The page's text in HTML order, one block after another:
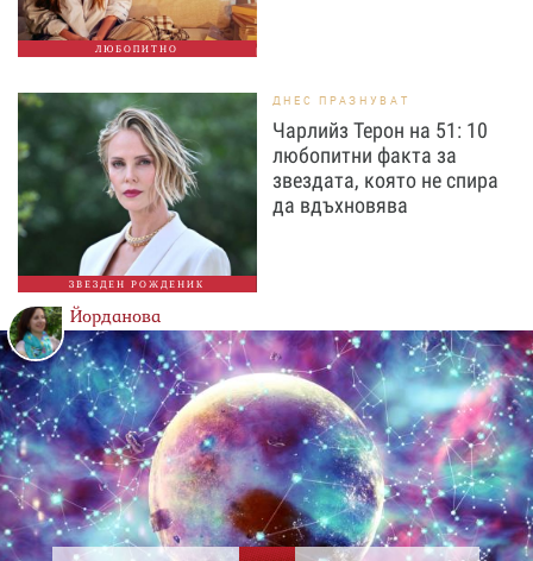
ЛЮБОПИТНО
ЗВЕЗДЕН РОЖДЕНИК
ДНЕС ПРАЗНУВАТ
Чарлийз Терон на 51: 10
любопитни факта за
звездата, която не спира
да вдъхновява
Йорданова